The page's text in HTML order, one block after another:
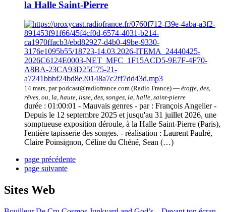
la Halle Saint-Pierre
14 mars, par podcast@radiofrance.com (Radio France) — étoffe, des,
rêves, ou, la, haute, lisse, des, songes, la, halle, saint-pierre
durée : 01:00:01 - Mauvais genres - par : François Angelier -
Depuis le 12 septembre 2025 et jusqu'au 31 juillet 2026, une
somptueuse exposition déroule, à la Halle Saint-Pierre (Paris),
l'entière tapisserie des songes. - réalisation : Laurent Paulré,
Claire Poinsignon, Céline du Chéné, Sean (…)
page précédente
page suivante
Sites Web